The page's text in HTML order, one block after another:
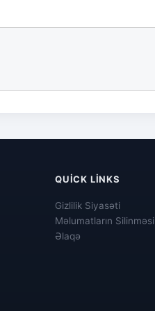
QUICK LINKS
Gizlilik Siyasəti
Məlumatların Silinməsi
Əlaqə